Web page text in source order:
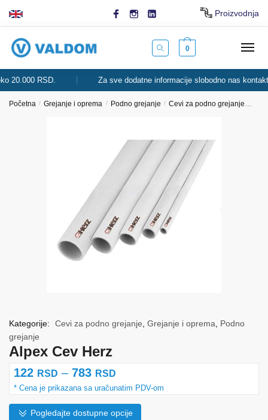
Proizvodnja
0
RSD. Za sve dodatne informacije slobodno nas
Početna / Grejanje i oprema / Podno grejanje / Cevi za podno grejanje
Alpex Cev Herz
122 RSD – 783 RSD
cena:
od
Pogledajte dostupne opcije
Kategorije: Cevi za podno grejanje Grejanje i oprema
Podno
grejanje